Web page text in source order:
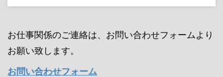
お仕事関係のご連絡は、お問い合わせフォームより
お願い致します。
お問い合わせフォーム